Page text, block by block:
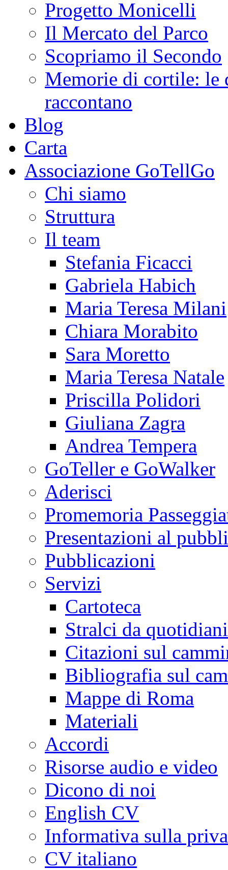
Progetto Monicelli
Il Mercato del Parco
Scopriamo il Secondo
Memorie di cortile: le
raccontano
Blog
Carta
Associazione GoTellGo
Chi siamo
Struttura
Il team
Stefania Ficacci
Gabriela Habich
Maria Teresa Milani
Chiara Morabito
Sara Moretto
Maria Teresa Natale
Priscilla Polidori
Giuliana Zagra
Andrea Tempera
GoTeller e GoWalker
Aderisci
Promemoria
Presentazioni al
Pubblicazioni
Servizi
Cartoteca
Stralci da
Citazioni sul
Bibliografia sul
Mappe di Roma
Materiali
Accordi
Risorse audio e video
Dicono di noi
English CV
Informativa sulla
CV italiano